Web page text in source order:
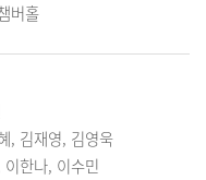
버홀
, 김재영, 김영욱
한나, 이수민